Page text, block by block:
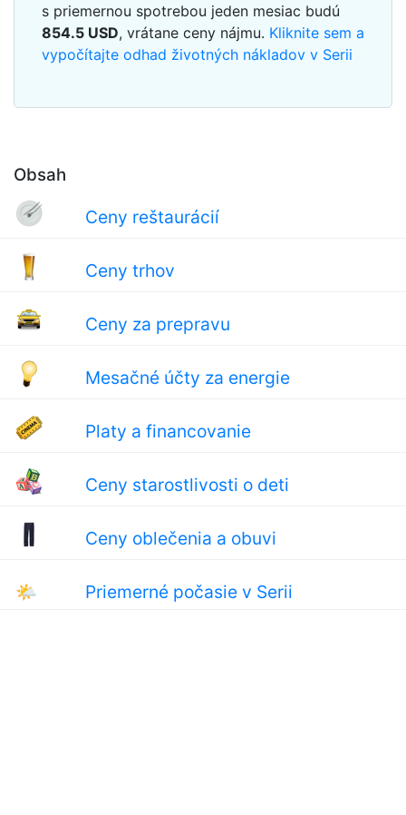
Obsah
Ceny reštaurácií
Ceny trhov
Ceny za prepravu
Mesačné účty za energie
Platy a financovanie
Ceny starostlivosti o deti
Ceny oblečenia a obuvi
🌤 Priemerné počasie v Serii
s priemernou spotrebou jeden mesiac budú
854.5 USD, vrátane ceny nájmu. Kliknite sem a
vypočítajte odhad životných nákladov v Serii